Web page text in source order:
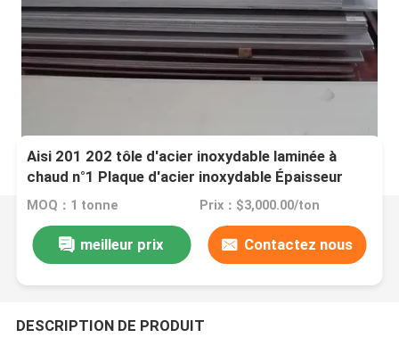
Aisi 201 202 tôle d'acier inoxydable laminée à
chaud n°1 Plaque d'acier inoxydable Épaisseur
métallique en mm
MOQ：1 tonne Prix：$3,000.00/ton
meilleur prix Contactez nous
DESCRIPTION DE PRODUIT